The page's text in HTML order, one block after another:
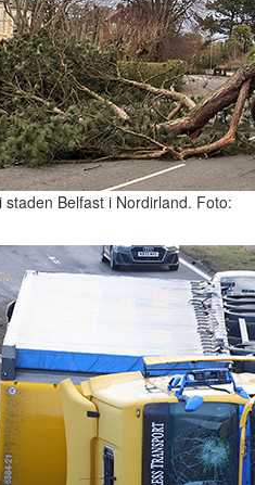
Belfast i Nordirland. Foto: